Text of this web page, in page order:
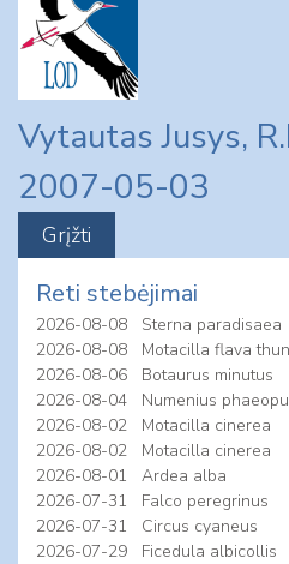
content
Vytautas Jusys,
2007-05-03
Reti stebėjimai
2026-08-08
Sterna paradisaea
2026-08-08
Motacilla flava
2026-08-06
Botaurus minutus
2026-08-04
Numenius
2026-08-02
Motacilla cinerea
2026-08-02
Motacilla cinerea
2026-08-01
Ardea alba
2026-07-31
Falco peregrinus
2026-07-31
Circus cyaneus
2026-07-29
Ficedula albicollis